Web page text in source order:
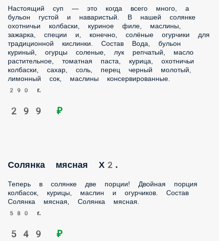
масло растительное, томатная паста, курица, охотничьи
колбаски, сахар, соль, перец черный молотый, лимонный
сок, маслины консервированные.
290 г.
299 ₽
Солянка мясная Х2.
Том Ям